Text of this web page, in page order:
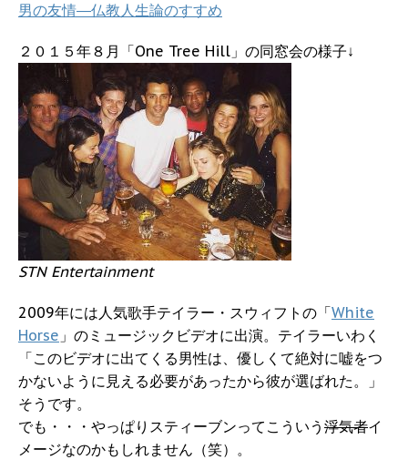
男の友情―仏教人生論のすすめ
２０１５年８月「One Tree Hill」の同窓会の様子↓
STN Entertainment
2009年には人気歌手テイラー・スウィフトの「White
Horse 」のミュージックビデオに出演。テイラーいわく
「このビデオに出てくる男性は、優しくて絶対に嘘をつ
かないように見える必要があったから彼が選ばれた。」
そうです。
でも・・・やっぱりスティーブンってこういう 浮気者イ
メージなのかもしれません（笑）。